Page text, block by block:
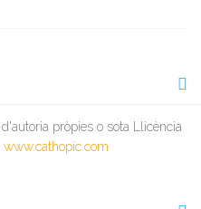
pròpies o sota Llicència
www.cathopic.com